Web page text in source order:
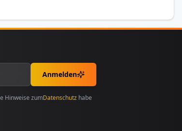
Anmelden
Hinweise zumDatenschutz habe